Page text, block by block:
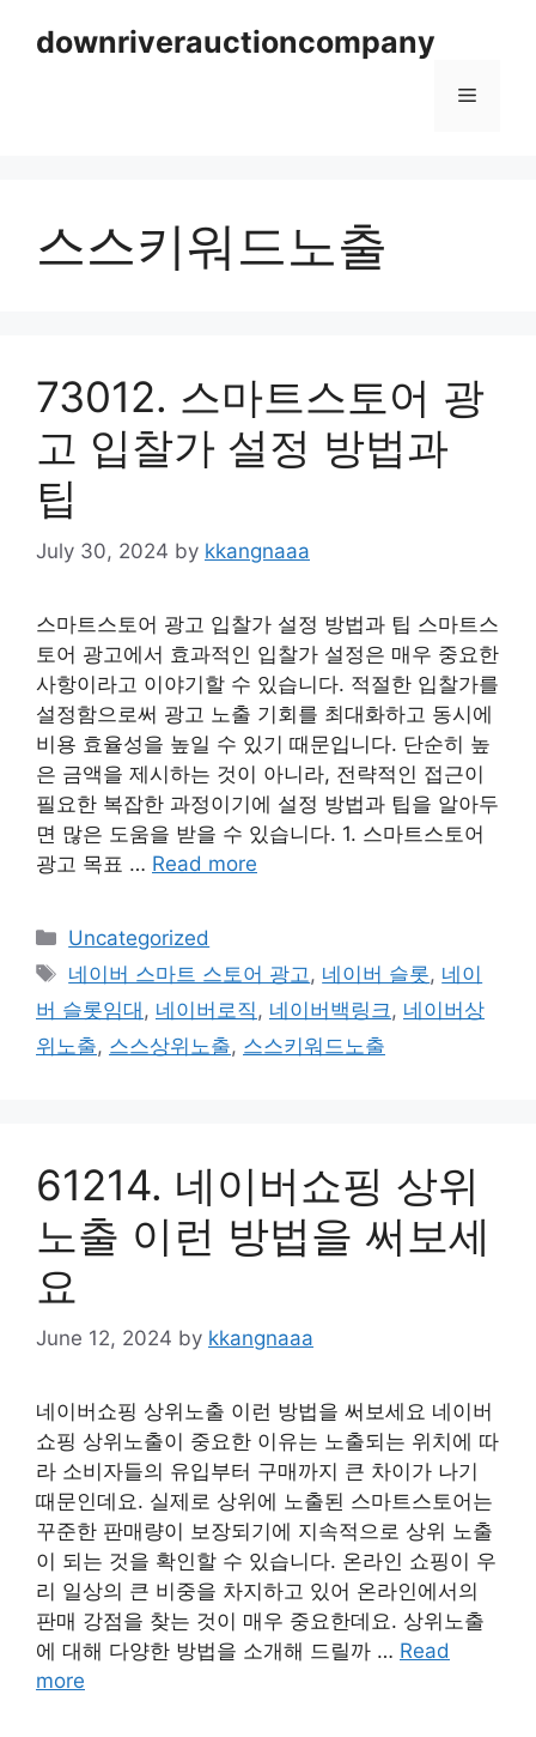
downriverauctioncompany
Menu
스스키워드노출
73012. 스마트스토어 광
고 입찰가 설정 방법과
팁
July 30, 2024 by kkangnaaa
스마트스토어 광고 입찰가 설정 방법과 팁 스마트스
토어 광고에서 효과적인 입찰가 설정은 매우 중요한
사항이라고 이야기할 수 있습니다. 적절한 입찰가를
설정함으로써 광고 노출 기회를 최대화하고 동시에
비용 효율성을 높일 수 있기 때문입니다. 단순히 높
은 금액을 제시하는 것이 아니라, 전략적인 접근이
필요한 복잡한 과정이기에 설정 방법과 팁을 알아두
면 많은 도움을 받을 수 있습니다. 1. 스마트스토어
광고 목표 … Read more
Categories
Uncategorized
Tags
네이버 스마트 스토어 광고 , 네이버 슬롯, 네이
버 슬롯임대 , 네이버로직 , 네이버백링크 , 네이버상
위노출, 스스상위노출, 스스키워드노출
61214. 네이버쇼핑 상위
노출 이런 방법을 써보세
요
June 12, 2024 by kkangnaaa
네이버쇼핑 상위노출 이런 방법을 써보세요 네이버
쇼핑 상위노출이 중요한 이유는 노출되는 위치에 따
라 소비자들의 유입부터 구매까지 큰 차이가 나기
때문인데요. 실제로 상위에 노출된 스마트스토어는
꾸준한 판매량이 보장되기에 지속적으로 상위 노출
이 되는 것을 확인할 수 있습니다. 온라인 쇼핑이 우
리 일상의 큰 비중을 차지하고 있어 온라인에서의
판매 강점을 찾는 것이 매우 중요한데요. 상위노출
에 대해 다양한 방법을 소개해 드릴까 … Read
more